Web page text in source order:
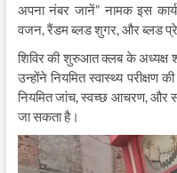
अपना नंबर जानें” नामक इस
वजन, रैंडम ब्लड शुगर, और ब्लड
शिविर की शुरुआत क्लब के अध्यक्ष
उन्होंने नियमित स्वास्थ्य
नियमित जांच, स्वच्छ आचरण, और
जा सकता है।